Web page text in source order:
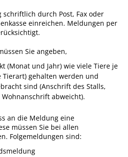
Standesamtliche
Trauungen
Karriere
Onlinezugangsgesetz
ERLEBEN
Tourismus
Steillagen/Weinberge
Natur Umwelt Klima
schriftlich durch Post, Fax oder
einreichen. Meldungen per
Sie angeben,
(Monat und Jahr) wie viele Tiere je
Tierart) gehalten werden und
sind (Anschrift des Stalls,
abweicht).
an die Meldung eine
müssen Sie bei allen
Folgemeldungen sind: